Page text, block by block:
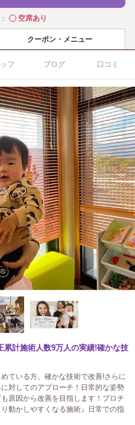
◯空席あり
クーポン・メニュー
フ ブログ 口コミ
累計施術人数9万人の実績!確かな技
ている方、確かな技術で改善!さらに
対してのアプローチ！日常的な姿勢
原因から改善を目指します！プロチ
動かしやすくなる施術』日常での指